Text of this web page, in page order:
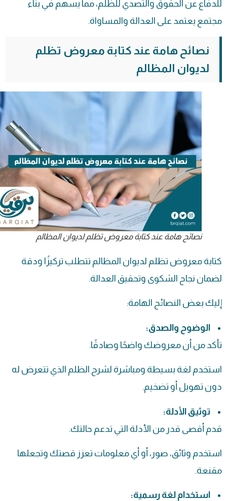
للدفاع عن الحقوق والتصدي للظلم، مما يسهم في بناء
مجتمع يعتمد على العدالة والمساواة.
نصائح هامة عند كتابة معروض تظلم
لديوان المظالم
نصائح هامة عند كتابة معروض تظلم لديوان المظالم
كتابة معروض تظلم لديوان المظالم تتطلب تركيزًا ودقة
لضمان نجاح الشكوى وتحقيق العدالة.
إليك بعض النصائح الهامة:
الوضوح والصدق:
تأكد من أن معروضك واضحًا وصادقًا.
استخدم لغة بسيطة ومباشرة لشرح الظلم الذي تتعرض له
دون تهويل أو تضخيم.
توثيق الأدلة:
قدم أقصى قدر من الأدلة التي تدعم حالتك.
استخدم وثائق، صور، أو أي معلومات تعزز قصتك وتجعلها
مقنعة.
استخدام لغة رسمية: